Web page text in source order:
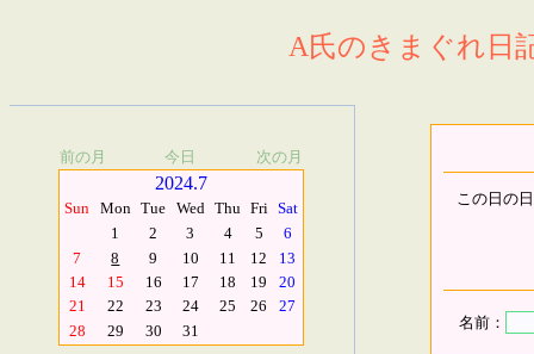
A氏のきまぐれ日
前の月 今日 次の月
2024.7
Sun Mon Tue Wed Thu Fri Sat
1
2 3 4 5
6
7
8 9 10 11 12
13
14
15 16 17 18 19
20
21
22 23 24 25 26
27
28
29 30 31
この日の
名前：